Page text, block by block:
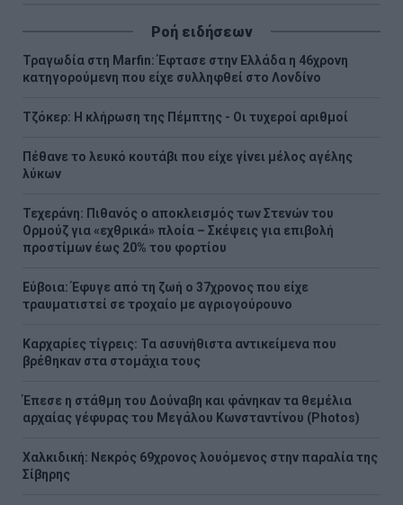
Ροή ειδήσεων
Τραγωδία στη Marfin: Έφτασε στην Ελλάδα η 46χρονη
κατηγορούμενη που είχε συλληφθεί στο Λονδίνο
Τζόκερ: Η κλήρωση της Πέμπτης - Οι τυχεροί αριθμοί
Πέθανε το λευκό κουτάβι που είχε γίνει μέλος αγέλης
λύκων
Τεχεράνη: Πιθανός ο αποκλεισμός των Στενών του
Ορμούζ για «εχθρικά» πλοία – Σκέψεις για επιβολή
προστίμων έως 20% του φορτίου
Εύβοια: Έφυγε από τη ζωή ο 37χρονος που είχε
τραυματιστεί σε τροχαίο με αγριογούρουνο
Καρχαρίες τίγρεις: Τα ασυνήθιστα αντικείμενα που
βρέθηκαν στα στομάχια τους
Έπεσε η στάθμη του Δούναβη και φάνηκαν τα θεμέλια
αρχαίας γέφυρας του Μεγάλου Κωνσταντίνου (Photos)
Χαλκιδική: Νεκρός 69χρονος λουόμενος στην παραλία της
Σίβηρης